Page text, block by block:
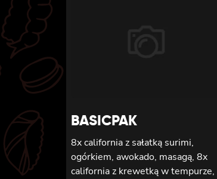
BASICPAK
8x california z sałatką surimi,
ogórkiem, awokado, masagą, 8x
california z krewetką w tempurze,